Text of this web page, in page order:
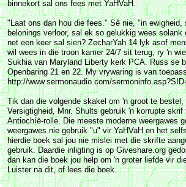
binnekort sal ons fees met YaHVaH.
"Laat ons dan hou die fees." Sê nie, "in
belonings verloor, sal ek so gelukkig wees
net een keer sal sien? ZecharYah 14 lyk asof
wil wees in die troon kamer 24/7 sit terug, ry 'n
Sukhia van Maryland Liberty kerk PCA. Russ se
Openbaring 21 en 22. My vrywaring is van
http://www.sermonaudio.com/
Tik dan die volgende skakel om 'n groot te
Versigtigheid, Mnr. Shults gebruik 'n korrupte
Antiochíë-rolle. Die meeste moderne weergawes
weergawes nie gebruik "u" vir YaHVaH en het
hierdie boek sal jou nie mislei met die skrifte
gebruik. Daardie inligting is op Giveshare.org
dan kan die boek jou help om 'n groter liefde vir
Luister na dit, of lees die boek.